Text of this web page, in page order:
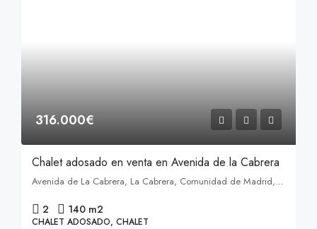
316.000€
Chalet adosado en venta en Avenida de la Cabrera
Avenida de La Cabrera, La Cabrera, Comunidad de Madrid, 28751, España
2 140 m2
CHALET ADOSADO, CHALET